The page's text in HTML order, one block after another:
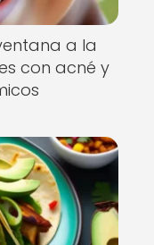
a la
con acné y